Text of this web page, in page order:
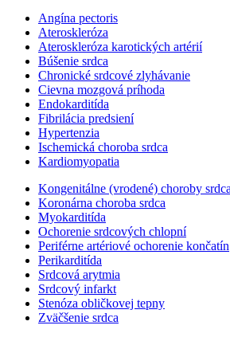
Angína pectoris
Ateroskleróza
Ateroskleróza karotických artérií
Búšenie srdca
Chronické srdcové zlyhávanie
Cievna mozgová príhoda
Endokarditída
Fibrilácia predsiení
Hypertenzia
Ischemická choroba srdca
Kardiomyopatia
Kongenitálne (vrodené) choroby srdca
Koronárna choroba srdca
Myokarditída
Ochorenie srdcových chlopní
Periférne artériové ochorenie končatín
Perikarditída
Srdcová arytmia
Srdcový infarkt
Stenóza obličkovej tepny
Zväčšenie srdca